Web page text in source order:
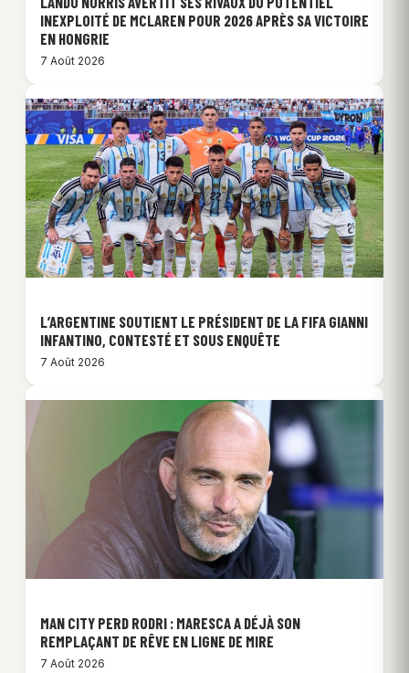
INEXPLOITÉ DE MCLAREN POUR 2026 APRÈS SA VICTOIRE
EN HONGRIE
7 Août 2026
L’ARGENTINE SOUTIENT LE PRÉSIDENT DE LA FIFA GIANNI
INFANTINO, CONTESTÉ ET SOUS ENQUÊTE
7 Août 2026
MAN CITY PERD RODRI : MARESCA A DÉJÀ SON
REMPLAÇANT DE RÊVE EN LIGNE DE MIRE
7 Août 2026